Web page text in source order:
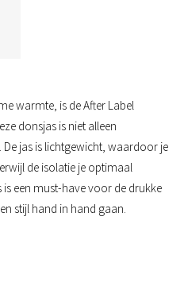
warmte, is de After Label
donsjas is niet alleen
jas is lichtgewicht, waardoor je
de isolatie je optimaal
is een must-have voor de drukke
stijl hand in hand gaan.